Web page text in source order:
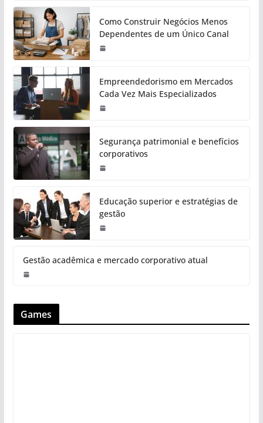
Como Construir Negócios Menos
Dependentes de um Único Canal
Empreendedorismo em Mercados
Cada Vez Mais Especializados
Segurança patrimonial e benefícios
corporativos
Educação superior e estratégias de
gestão
Gestão acadêmica e mercado corporativo atual
Games